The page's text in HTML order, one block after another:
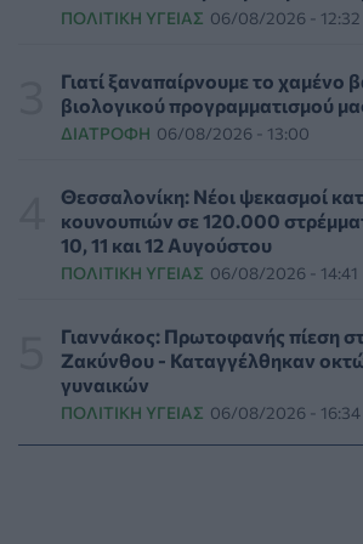
και στα φάρμακα
ΥΓΕΊΑ 07/08/2026 - 17:17
μοιράστηκε επί τρία χρόνια τη μάχη
καρκίνο
ΕΠΙΚΑΙΡΌΤΗΤΑ 07/08/2026 - 16:41
αποτέλεσμα σύμφωνα με ειδικό στην
ΔΙΑΤΡΟΦΉ 07/08/2026 - 16:16
Ο ΙΣΑ συνιστά τη λήψη σχολαστικών
προστασίας από τον ιό του Δυτικού
ΠΟΛΙΤΙΚΉ ΥΓΕΊΑΣ 06/08/2026 - 12:32
Γιατί ξαναπαίρνουμε το χαμένο
βιολογικού προγραμματισμού
ΔΙΑΤΡΟΦΉ 06/08/2026 - 13:00
Θεσσαλονίκη: Νέοι ψεκασμοί
κουνουπιών σε 120.000
10, 11 και 12 Αυγούστου
ΠΟΛΙΤΙΚΉ ΥΓΕΊΑΣ 06/08/2026 - 14:41
Γιαννάκος: Πρωτοφανής πίεση
Ζακύνθου - Καταγγέλθηκαν
γυναικών
ΠΟΛΙΤΙΚΉ ΥΓΕΊΑΣ 06/08/2026 - 16:34